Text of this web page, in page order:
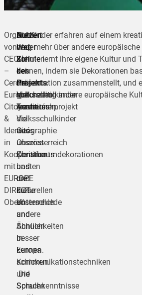
Organisiert
von
CECI
–
Cercle
Europe
Citoyennetés
&
Identités
in
Kooperation
mit
EUROPE
DIRECT
Oberösterreich
Auch
heuer
konnten
bei
diesem
kulturellen
Austauschprojekt
Volksschulkinder
aus
Oberösterreich
Christbaumdekorationen
basten
und
diese
an
andere
Schulen
in
Europa
schicken.
Die
Schulen
Nutzen
und
Ziel
des
Projekts:
Volksschulkinder
lernen
die
Geographie
unseres
Kontinents
und
die
kulturellen
Unterschiede
und
Ähnlichkeiten
besser
kennen.
Kommunikationstechniken
und
Sprachkenntnisse
Die Kinder erfahren auf einem
Weg mehr über andere
Schule lernt ihre eigene Kultur und
kennen, indem sie Dekorationen
Präsentation zusammenstellt, und
gleichzeitig andere europäische
Traditionen.